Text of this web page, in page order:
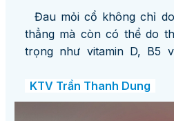
văn phòng!
Đau mỏi cổ không chỉ
thẳng mà còn có thể do
trọng như vitamin D, B5
thẳng vùng cổ vai gáy, và
KTV Trần Thanh Dung